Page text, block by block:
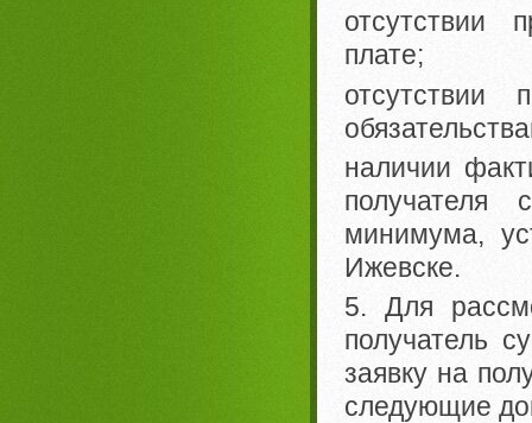
отсутствии
плате;
отсутствии
наличии
получателя
минимума,
Ижевске.
5. Для
получатель
заявку на
следующие